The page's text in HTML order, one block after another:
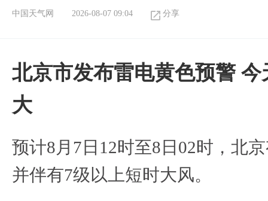
中国天气网 2026-08-07 09:04 分享
北京市发布雷电黄色预警
大
预计8月7日12时至8日02时，北
并伴有7级以上短时大风。